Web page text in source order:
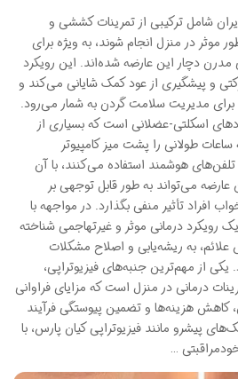
شامل ترکیبی از تمرینات کششی و
موثر در منزل انجام شوند، به ویژه برای
دچار این عارضه شده‌اند. این رویکرد
و پیشگیری از عود کمک شایانی می‌کند و
برای مدیریت سلامت گردن به شمار می‌رود.
اسکلتی-عضلانی است که بسیاری از
ساعات طولانی را پشت میز کامپیوتر
هوشمند استفاده می‌کنند، با آن
می‌تواند به طور قابل توجهی بر
افراد تأثیر منفی بگذارد. در مواجهه با
رویکرد درمانی موثر و غیرتهاجمی شناخته
به ریشه‌یابی و اصلاح مشکلات
از مهم‌ترین جنبه‌های فیزیوتراپی،
درمانی در منزل است که مزایای فراوانی
کاهش هزینه‌ها و تضمین پیوستگی فرآیند
پیشرو مانند فیزیوتراپی کیان پارس، با
…